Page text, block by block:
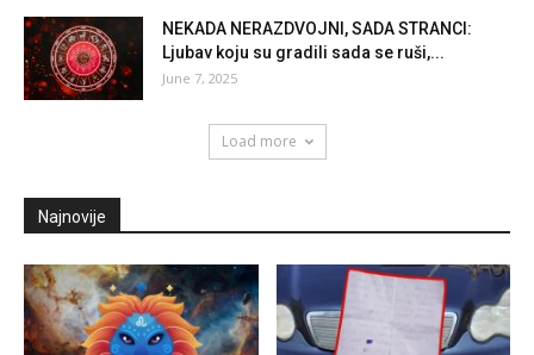
NEKADA NERAZDVOJNI, SADA STRANCI:
Ljubav koju su gradili sada se ruši,...
June 7, 2025
Load more
Najnovije